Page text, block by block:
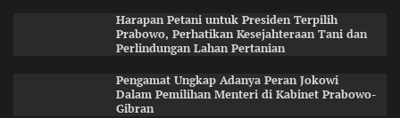
Harapan Petani untuk Presiden Terpilih
Prabowo, Perhatikan Kesejahteraan Tani dan
Perlindungan Lahan Pertanian
Pengamat Ungkap Adanya Peran Jokowi
Dalam Pemilihan Menteri di Kabinet Prabowo-
Gibran